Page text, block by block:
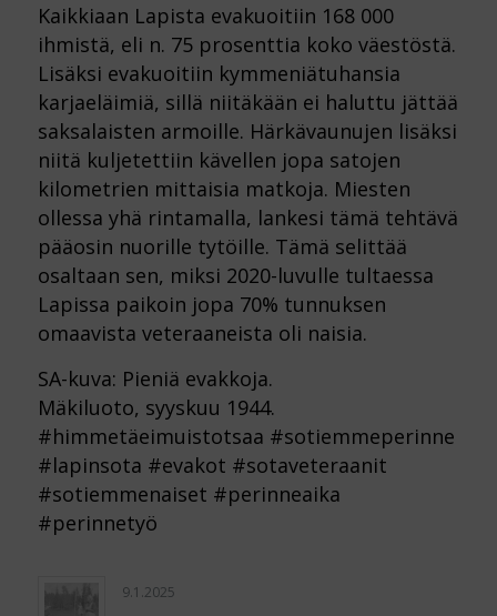
Kaikkiaan Lapista evakuoitiin 168 000
ihmistä, eli n. 75 prosenttia koko väestöstä.
Lisäksi evakuoitiin kymmeniätuhansia
karjaeläimiä, sillä niitäkään ei haluttu jättää
saksalaisten armoille. Härkävaunujen lisäksi
niitä kuljetettiin kävellen jopa satojen
kilometrien mittaisia matkoja. Miesten
ollessa yhä rintamalla, lankesi tämä tehtävä
pääosin nuorille tytöille. Tämä selittää
osaltaan sen, miksi 2020-luvulle tultaessa
Lapissa paikoin jopa 70% tunnuksen
omaavista veteraaneista oli naisia.
SA-kuva: Pieniä evakkoja.
Mäkiluoto, syyskuu 1944.
#himmetäeimuistotsaa #sotiemmeperinne
#lapinsota #evakot #sotaveteraanit
#sotiemmenaiset #perinneaika
#perinnetyö
9.1.2025